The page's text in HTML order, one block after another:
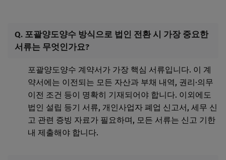
Q. 포괄양도양수 방식으로 법인 전환 시 가장 중요한
서류는 무엇인가요?
포괄양도양수 계약서가 가장 핵심 서류입니다. 이 계
약서에는 이전되는 모든 자산과 부채 내역, 권리·의무
이전 조건 등이 명확히 기재되어야 합니다. 이외에도
법인 설립 등기 서류, 개인사업자 폐업 신고서, 세무 신
고 관련 증빙 자료가 필요하며, 모든 서류는 신고 기한
내 제출해야 합니다.